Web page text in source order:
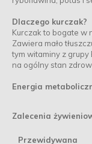
Dlaczego kurczak?
Kurczak to bogate w
Zawiera mało
tym witaminy z
na ogólny stan
Energia
Zalecenia
Przewidywana